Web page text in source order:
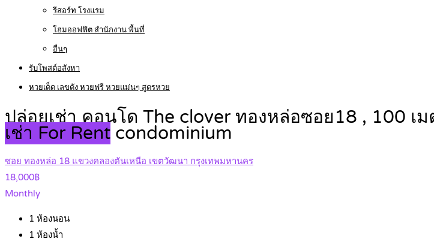
รีสอร์ท โรงแรม
โฮมออฟฟิต สำนักงาน พื้นที่
อื่นๆ
รับโพสต์อสังหา
หวยเด็ด เลขดัง หวยฟรี หวยแม่นๆ สูตรหวย
ปล่อยเช่า คอนโด The clover ทองหล่อซอย18 , 100 เ
เช่า For Rent condominium
ซอย ทองหล่อ 18 แขวงคลองตันเหนือ เขตวัฒนา กรุงเทพมหานคร
18,000฿
Monthly
1 ห้องนอน
1 ห้องน้ำ